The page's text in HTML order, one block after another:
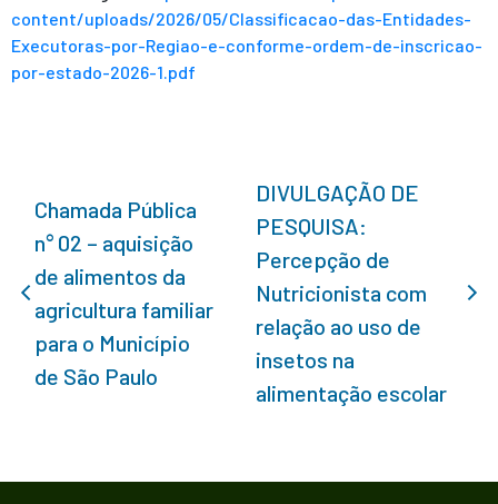
content/uploads/2026/05/Classificacao-das-Entidades-
Executoras-por-Regiao-e-conforme-ordem-de-inscricao-
por-estado-2026-1.pdf
Chamada Pública
n° 02 – aquisição
de alimentos da
agricultura familiar
para o Município
de São Paulo
DIVULGAÇÃO DE
PESQUISA:
Percepção de
Nutricionista com
relação ao uso de
insetos na
alimentação escolar